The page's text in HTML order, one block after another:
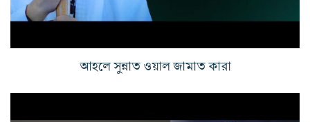
আহলে সুন্নাত ওয়াল জামাত কারা